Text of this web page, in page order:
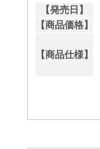
【発売日】
【商品価格】
【商品仕様】